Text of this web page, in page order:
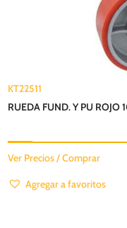
KT22511
RUEDA FUND. Y PU
Ver Precios / Comprar
Agregar a favoritos